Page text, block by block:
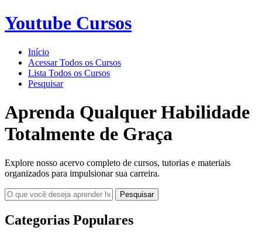
Youtube Cursos
Início
Acessar Todos os Cursos
Lista Todos os Cursos
Pesquisar
Aprenda Qualquer Habilidade
Totalmente de Graça
Explore nosso acervo completo de cursos, tutorias e materiais
organizados para impulsionar sua carreira.
Pesquisar
Categorias Populares